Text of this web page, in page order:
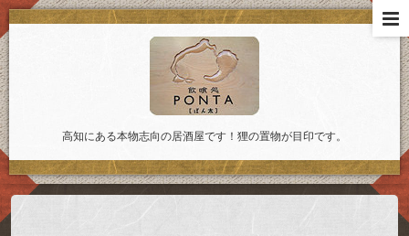
高知にある本物志向の居酒屋です！狸の置物が目印です。